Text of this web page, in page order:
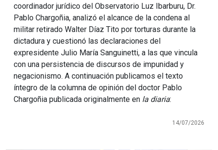
coordinador jurídico del Observatorio Luz Ibarburu, Dr.
Pablo Chargoñia, analizó el alcance de la condena al
militar retirado Walter Díaz Tito por torturas durante la
dictadura y cuestionó las declaraciones del
expresidente Julio María Sanguinetti, a las que vincula
con una persistencia de discursos de impunidad y
negacionismo. A continuación publicamos el texto
íntegro de la columna de opinión del doctor Pablo
Chargoñia publicada originalmente en la diaria:
14/07/2026